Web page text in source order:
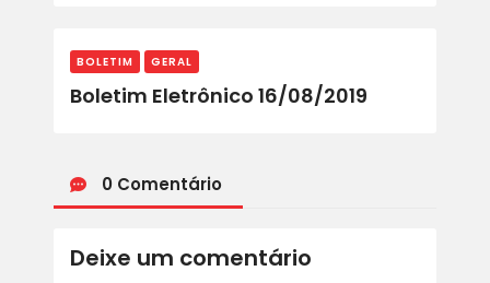
BOLETIM GERAL
Boletim Eletrônico 16/08/2019
0 Comentário
Deixe um comentário